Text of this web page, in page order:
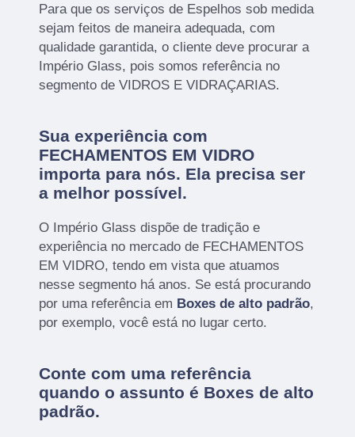
Para que os serviços de Espelhos sob medida
sejam feitos de maneira adequada, com
qualidade garantida, o cliente deve procurar a
Império Glass, pois somos referência no
segmento de VIDROS E VIDRAÇARIAS.
Sua experiência com
FECHAMENTOS EM VIDRO
importa para nós. Ela precisa ser
a melhor possível.
O Império Glass dispõe de tradição e
experiência no mercado de FECHAMENTOS
EM VIDRO, tendo em vista que atuamos
nesse segmento há anos. Se está procurando
por uma referência em Boxes de alto padrão,
por exemplo, você está no lugar certo.
Conte com uma referência
quando o assunto é Boxes de alto
padrão.